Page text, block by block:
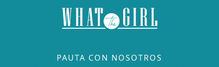
PAUTA CON NOSOTROS